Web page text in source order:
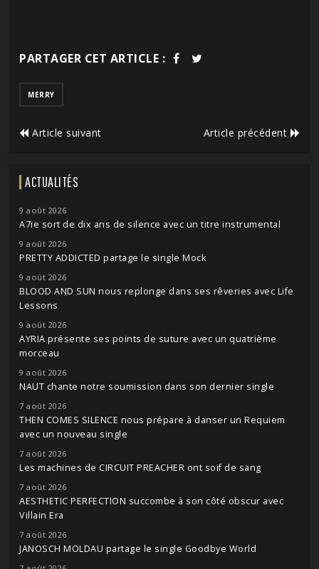
PARTAGER CET ARTICLE :
MERRY
Article suivant Article précédent
ACTUALITÉS
9 août 2026
A7ie sort de dix ans de silence avec un titre instrumental
9 août 2026
PRETTY ADDICTED partage le single Mock
9 août 2026
BLOOD AND SUN nous replonge dans ses rêveries avec Life
Lessons
9 août 2026
AYRIA présente ses points de suture avec un quatrième
morceau
9 août 2026
NAUT chante notre soumission dans son dernier single
7 août 2026
THEN COMES SILENCE nous prépare à danser un Requiem
avec un nouveau single
7 août 2026
Les machines de CIRCUIT PREACHER ont soif de sang
7 août 2026
AESTHETIC PERFECTION succombe à son côté obscur avec
Villain Era
7 août 2026
JANOSCH MOLDAU partage le single Goodbye World